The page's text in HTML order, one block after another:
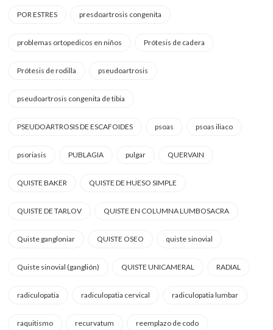
POR ESTRES presdoartrosis congenita
problemas ortopedicos en niños Prótesis de cadera
Prótesis de rodilla pseudoartrosis
pseudoartrosis congenita de tibia
PSEUDOARTROSIS DE ESCAFOIDES psoas psoas iliaco
psoriasis PUBLAGIA pulgar QUERVAIN
QUISTE BAKER QUISTE DE HUESO SIMPLE
QUISTE DE TARLOV QUISTE EN COLUMNA LUMBOSACRA
Quiste gangloniar QUISTE OSEO quiste sinovial
Quiste sinovial (ganglión) QUISTE UNICAMERAL RADIAL
radiculopatia radiculopatia cervical radiculopatia lumbar
raquitismo recurvatum reemplazo de codo